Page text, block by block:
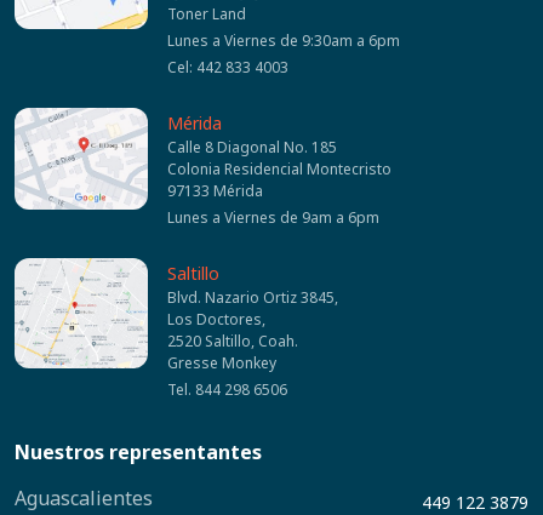
Toner Land
Lunes a Viernes de 9:30am a 6pm
Cel: 442 833 4003
Mérida
Calle 8 Diagonal No. 185
Colonia Residencial Montecristo
97133 Mérida
Lunes a Viernes de 9am a 6pm
Saltillo
Blvd. Nazario Ortiz 3845,
Los Doctores,
2520 Saltillo, Coah.
Gresse Monkey
Tel. 844 298 6506
Nuestros representantes
Aguascalientes
449 122 3879